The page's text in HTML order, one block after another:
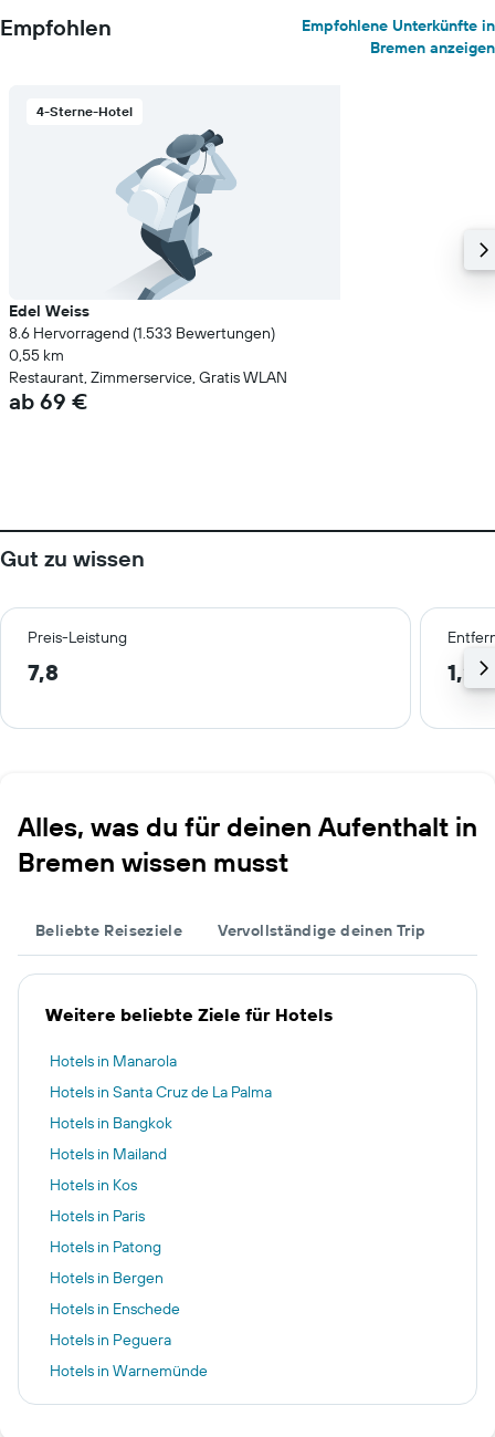
Empfohlen
Empfohlene Unterkünfte in
Bremen anzeigen
4-Sterne-Hotel
Edel Weiss
8.6 Hervorragend (1.533 Bewertungen)
0,55 km
Restaurant, Zimmerservice, Gratis WLAN
ab 69 €
Gut zu wissen
Preis-Leistung
7,8 1,2
Alles, was du für deinen Aufenthalt in
Bremen wissen musst
Beliebte Reiseziele Vervollständige deinen Trip
Weitere beliebte Ziele für Hotels
Hotels in Manarola
Hotels in Santa Cruz de La Palma
Hotels in Bangkok
Hotels in Mailand
Hotels in Kos
Hotels in Paris
Hotels in Patong
Hotels in Bergen
Hotels in Enschede
Hotels in Peguera
Hotels in Warnemünde
Hotels in Amsterdam